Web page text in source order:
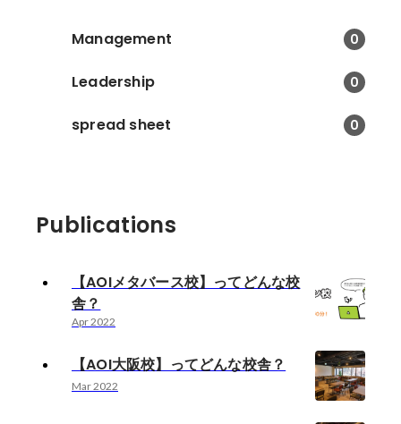
Management 0
Leadership 0
spread sheet 0
Publications
【AOIメタバース校】ってどんな校
舎？
Apr 2022
【AOI大阪校】ってどんな校舎？
Mar 2022